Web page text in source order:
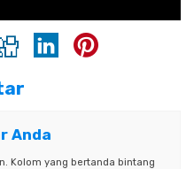
Anda
Kolom yang bertanda bintang